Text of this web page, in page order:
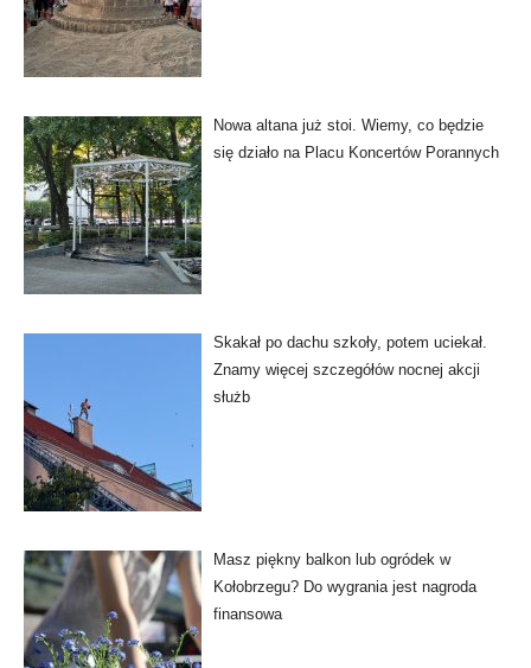
Nowa altana już stoi. Wiemy, co będzie
się działo na Placu Koncertów Porannych
Skakał po dachu szkoły, potem uciekał.
Znamy więcej szczegółów nocnej akcji
służb
Masz piękny balkon lub ogródek w
Kołobrzegu? Do wygrania jest nagroda
finansowa